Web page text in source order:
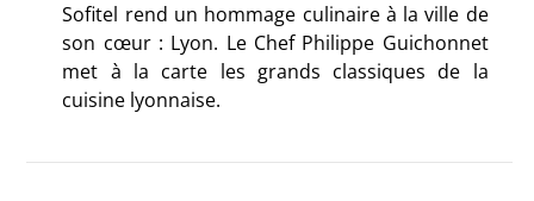
Sofitel rend un hommage culinaire à la ville de
son cœur : Lyon. Le Chef Philippe Guichonnet
met à la carte les grands classiques de la
cuisine lyonnaise.